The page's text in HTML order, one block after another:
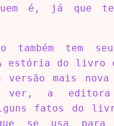
é, já que
também tem
estória do livro
mais
a editora
fatos do
que se usa